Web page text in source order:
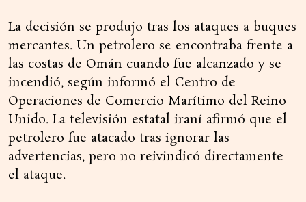
La decisión se produjo tras los ataques a buques
mercantes. Un petrolero se encontraba frente a
las costas de Omán cuando fue alcanzado y se
incendió, según informó el Centro de
Operaciones de Comercio Marítimo del Reino
Unido. La televisión estatal iraní afirmó que el
petrolero fue atacado tras ignorar las
advertencias, pero no reivindicó directamente
el ataque.